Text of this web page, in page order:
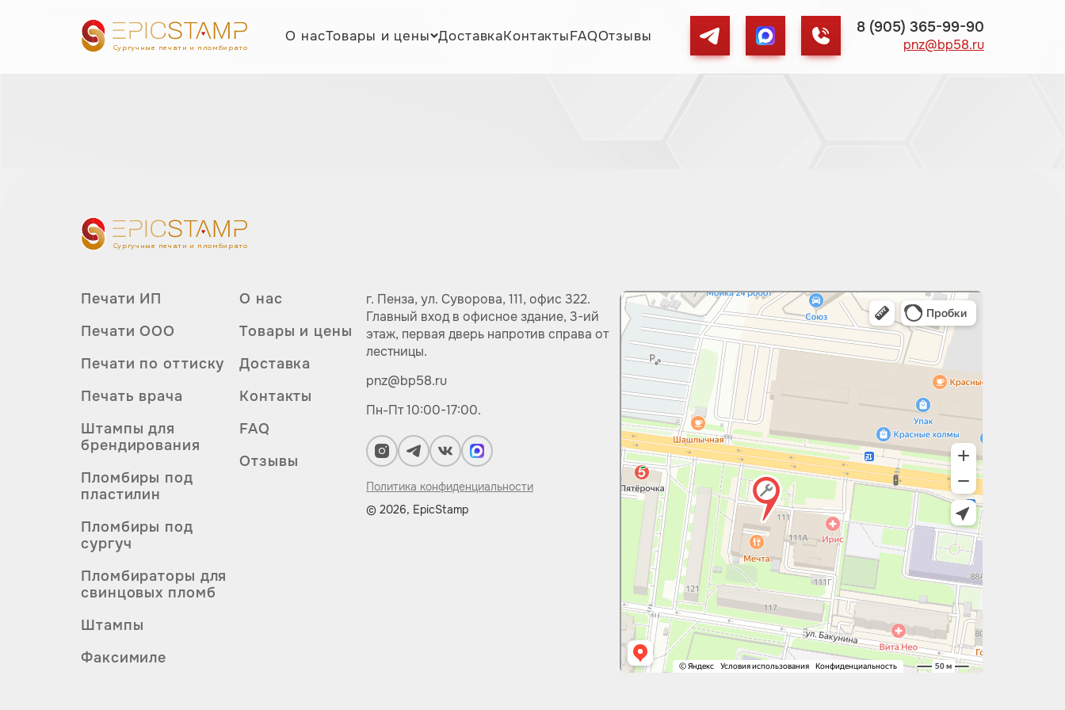
Сургучные печати и пломбираторы
О насТовары и цены ДоставкаКонтактыFAQОтзывы 8 (905) 365-99-90
pnz@bp58.ru
Сургучные печати и пломбираторы
Печати ИП
Печати ООО
Печати по оттиску
Печать врача
Пломбираторы для
свинцовых пломб
Пломбиры под
пластилин
Пломбиры под
сургуч
Факсимиле
Штампы
Штампы для
брендирования
О нас
Товары и цены
Доставка
Контакты
FAQ
Отзывы
г. Пенза, ул. Суворова, 111, офис 322.
Главный вход в офисное здание, 3-ий
этаж, первая дверь напротив справа от
лестницы.
pnz@bp58.ru
Пн-Пт 10:00-17:00.
Политика конфиденциальности
© 2026, EpicStamp